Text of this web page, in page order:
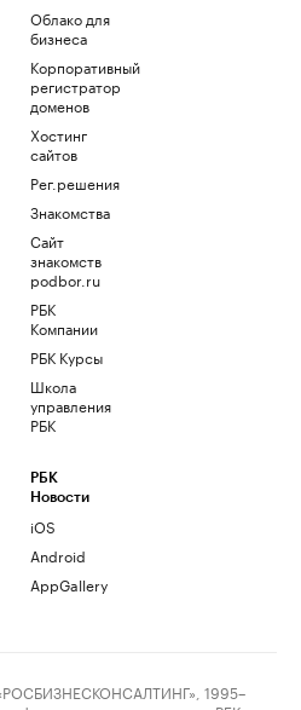
Облако для
бизнеса
Корпоративный
регистратор
доменов
Хостинг
сайтов
Рег.решения
Знакомства
Сайт
знакомств
podbor.ru
РБК
Компании
РБК Курсы
Школа
управления
РБК
РБК
Новости
iOS
Android
AppGallery
1995–